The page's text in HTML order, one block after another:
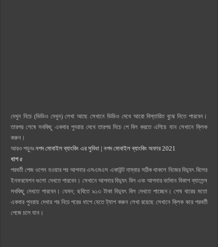
দেখুন নিচে (ভিডিও দেখুন) লেখা আছে সেখানে ভিডিও দেখে আরো বিস্তারিত বুঝে নিতে পারবেন।
তারপর শেষে সবকিছু একবার পুনরায় দেখে তারপর নিচে পে বিল করতে এগিয়ে যান সেখানে ক্লিক
করুন।
আরও পড়ুনঃনগদ মোবাইল ব্যাংকিং এর সুবিধা | নগদ মোবাইল ব্যাংকিং অফার 2021
ধাপ ৫
পরবর্তী পেজ ওপেন হওয়ার পর আপনার এসএমএস একাউন্ট নাম্বার সঠিক থাকলে নিজের বিদ্যুৎ বিলের
ইনফরমেশন গুলো দেখতে পারবেন। সেখানে আপনার বিদ্যুৎ বিল এবং আপনার বর্তমান বিকাশ ব্যালেন্স
সবকিছু দেখতে পারবেন। যেমন; ছবিতে ৯১৩ টাকা বিদ্যুৎ বিল দেখতে পাচ্ছেন। শেষ বারের মতো
একবার পুনরায় দেখার পর নিচে পরের ধাপে যেতে ট্যাপ করুন লেখা রয়েছে সেখানে ক্লিক করে পরবর্তী
পেজে চলে যান।